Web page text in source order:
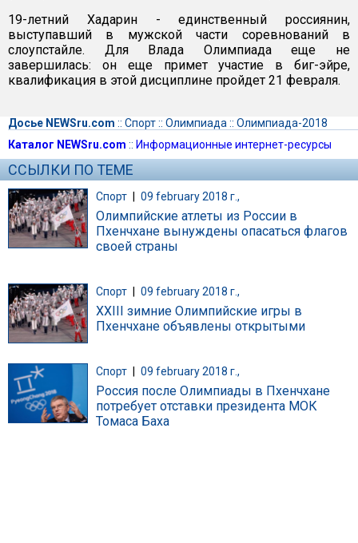
19-летний Хадарин - единственный россиянин,
выступавший в мужской части соревнований в
слоупстайле. Для Влада Олимпиада еще не
завершилась: он еще примет участие в биг-эйре,
квалификация в этой дисциплине пройдет 21 февраля.
Досье NEWSru.com :: Спорт:: Олимпиада :: Олимпиада-2018
Каталог NEWSru.com :: Информационные интернет-ресурсы
ССЫЛКИ ПО ТЕМЕ
Спорт | 09 february 2018 г.,
Олимпийские атлеты из России в
Пхенчхане вынуждены опасаться флагов
своей страны
Спорт 09 february 2018 г.,
XXIII зимние Олимпийские игры в
Пхенчхане объявлены открытыми
Спорт 09 february 2018 г.,
Россия после Олимпиады в Пхенчхане
потребует отставки президента МОК
Томаса Баха